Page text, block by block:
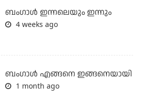
ബംഗാള്‍ ഇന്നലെയും ഇന്നും
4 weeks ago
ബം​ഗാൾ എങ്ങനെ ഇങ്ങനെയായി
1 month ago